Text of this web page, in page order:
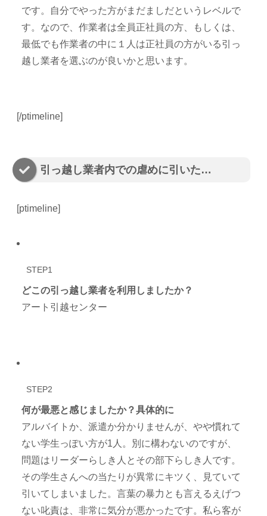
です。自分でやった方がまだましだというレベルで
す。なので、作業者は全員正社員の方、もしくは、
最低でも作業者の中に１人は正社員の方がいる引っ
越し業者を選ぶのが良いかと思います。
[/ptimeline]
引っ越し業者内での虐めに引いた…
[ptimeline]
STEP1
どこの引っ越し業者を利用しましたか？
アート引越センター
STEP2
何が最悪と感じましたか？具体的に
アルバイトか、派遣か分かりませんが、やや慣れて
ない学生っぽい方が1人。別に構わないのですが、
問題はリーダーらしき人とその部下らしき人です。
その学生さんへの当たりが異常にキツく、見ていて
引いてしまいました。言葉の暴力とも言えるえげつ
ない叱責は、非常に気分が悪かったです。私ら客が